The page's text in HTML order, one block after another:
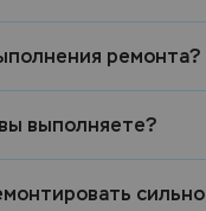
ремонта?
выполняете?
сильно